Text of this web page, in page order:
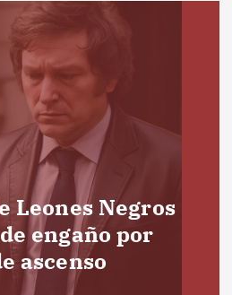
Leones Negros
engaño por
ascenso